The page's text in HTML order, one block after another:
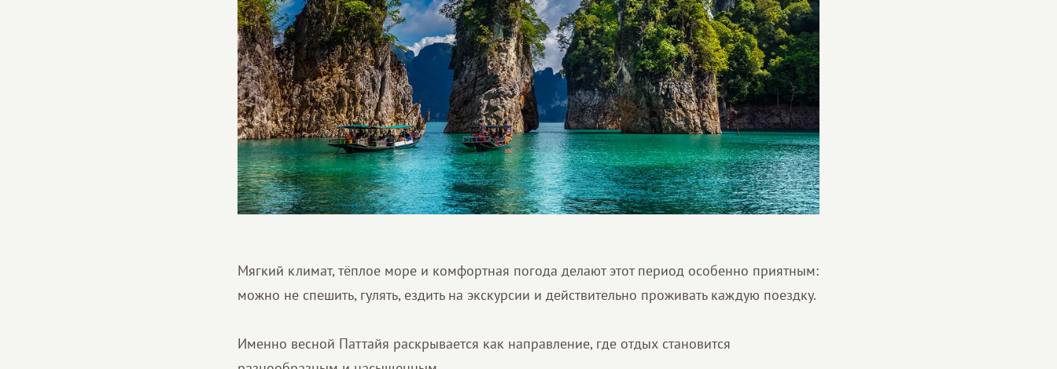
Мягкий климат, тёплое море и комфортная погода делают этот период особенно приятным:
можно не спешить, гулять, ездить на экскурсии и действительно проживать каждую поездку.
Именно весной Паттайя раскрывается как направление, где отдых становится